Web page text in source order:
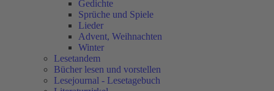
Gedichte
Sprüche und Spiele
Lieder
Advent, Weihnachten
Winter
Lesetandem
Bücher lesen und vorstellen
Lesejournal - Lesetagebuch